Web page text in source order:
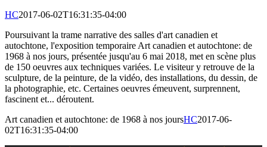
HC2017-06-02T16:31:35-04:00
Poursuivant la trame narrative des salles d'art canadien et
autochtone, l'exposition temporaire Art canadien et autochtone: de
1968 à nos jours, présentée jusqu'au 6 mai 2018, met en scène plus
de 150 oeuvres aux techniques variées. Le visiteur y retrouve de la
sculpture, de la peinture, de la vidéo, des installations, du dessin, de
la photographie, etc. Certaines oeuvres émeuvent, surprennent,
fascinent et... déroutent.
Art canadien et autochtone: de 1968 à nos joursHC2017-06-
02T16:31:35-04:00